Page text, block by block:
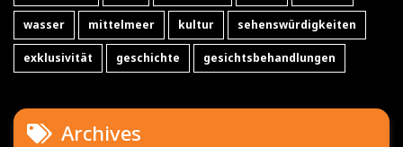
wasser mittelmeer kultur sehenswürdigkeiten
exklusivität geschichte gesichtsbehandlungen
Archives